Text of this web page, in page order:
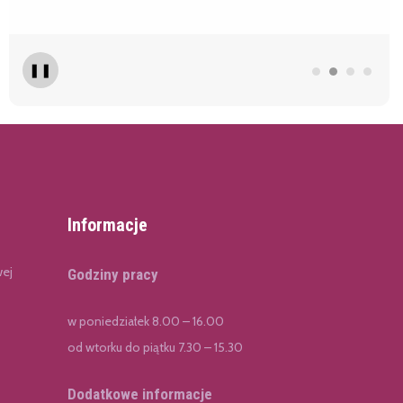
❚❚
Informacje
Godziny pracy
w poniedziałek 8.00 – 16.00
od wtorku do piątku 7.30 – 15.30
Dodatkowe informacje